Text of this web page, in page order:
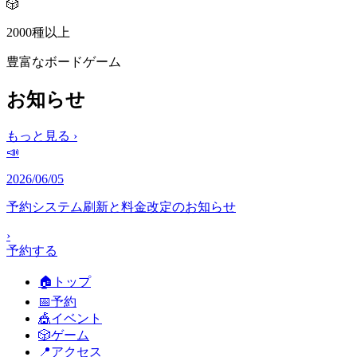
🎲
2000種以上
豊富なボードゲーム
お知らせ
もっと見る ›
📣
2026/06/05
予約システム刷新と料金改定のお知らせ
›
予約する
🏠 トップ
📅予約
🎪イベント
🎲ゲーム
📍アクセス